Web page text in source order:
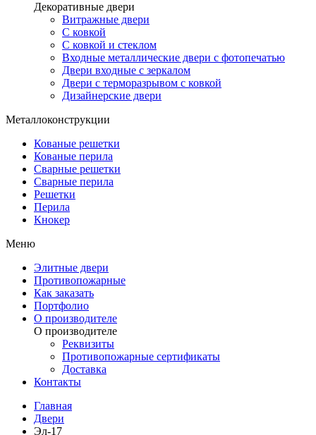
Декоративные двери
Витражные двери
С ковкой
С ковкой и стеклом
Входные металлические двери с фотопечатью
Двери входные с зеркалом
Двери с терморазрывом с ковкой
Дизайнерские двери
Металлоконструкции
Кованые решетки
Кованые перила
Сварные решетки
Сварные перила
Решетки
Перила
Кнокер
Меню
Элитные двери
Противопожарные
Как заказать
Портфолио
О производителе
О производителе
Реквизиты
Противопожарные сертификаты
Доставка
Контакты
Главная
Двери
Эл-17